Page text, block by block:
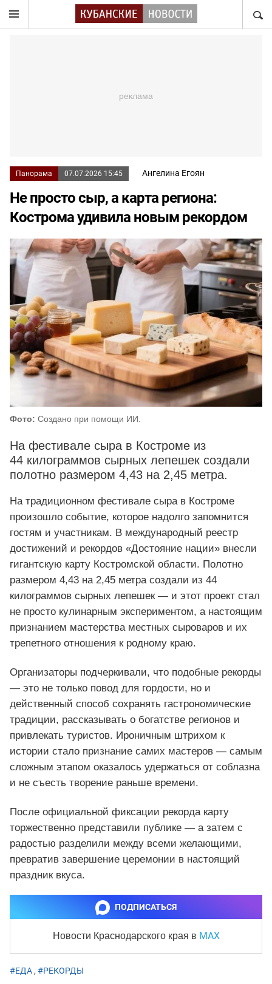
Панорама 07.07.2026 15:45 Ангелина Егоян
Не просто сыр, а карта региона:
Кострома удивила новым рекордом
Фото: Создано при помощи ИИ.
На фестивале сыра в Костроме из
44 килограммов сырных лепешек создали
полотно размером 4,43 на 2,45 метра.
На традиционном фестивале сыра в Костроме
произошло событие, которое надолго запомнится
гостям и участникам. В международный реестр
достижений и рекордов «Достояние нации» внесли
гигантскую карту Костромской области. Полотно
размером 4,43 на 2,45 метра создали из 44
килограммов сырных лепешек — и этот проект стал
не просто кулинарным экспериментом, а настоящим
признанием мастерства местных сыроваров и их
трепетного отношения к родному краю.
Организаторы подчеркивали, что подобные рекорды
— это не только повод для гордости, но и
действенный способ сохранять гастрономические
традиции, рассказывать о богатстве регионов и
привлекать туристов. Ироничным штрихом к
истории стало признание самих мастеров — самым
сложным этапом оказалось удержаться от соблазна
и не съесть творение раньше времени.
После официальной фиксации рекорда карту
торжественно представили публике — а затем с
радостью разделили между всеми желающими,
превратив завершение церемонии в настоящий
праздник вкуса.
ПОДПИСАТЬСЯ
Новости Краснодарского края в MAX
#ЕДА , #РЕКОРДЫ